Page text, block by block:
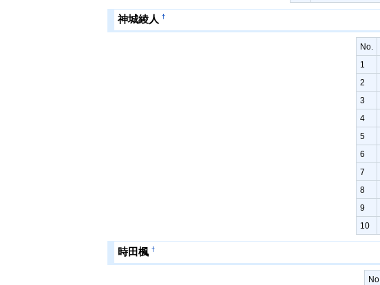
神城綾人 †
No.
1
2
3
4
5
6
7
8
9
10
時田楓 †
No.